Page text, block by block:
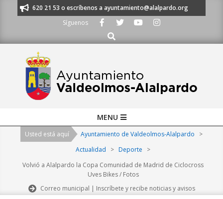
al 91 620 21 53 o escríbenos a ayuntamiento@alalpardo.org
Síguenos
Buscar
Navigation
MENU
Usted está aquí Ayuntamiento de Valdeolmos-Alalpardo
>
Actualidad
> Deporte
>
Volvió a Alalpardo la Copa Comunidad de Madrid de Ciclocross
Uves Bikes / Fotos
Correo municipal | Inscríbete y recibe noticias y avisos